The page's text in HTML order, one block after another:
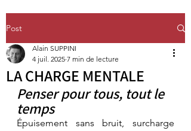
Post
LA CHARGE MENTALE
Alain SUPPINI
4 juil. 2025 7 min de lecture
Penser pour tous, tout le
temps
Épuisement sans bruit, surcharge